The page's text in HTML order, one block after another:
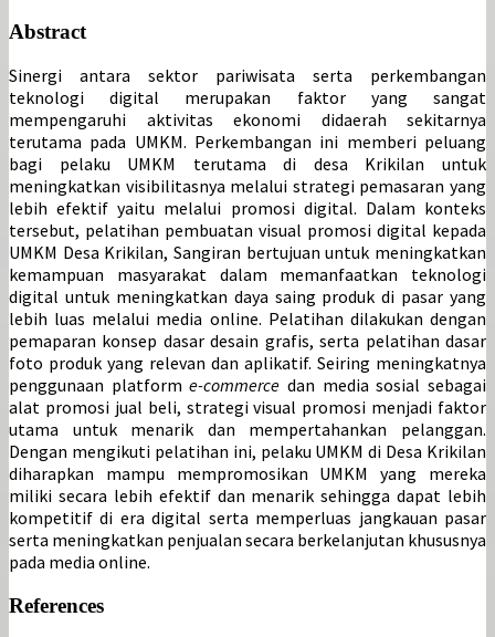
Abstract
Sinergi antara sektor pariwisata serta perkembangan
teknologi digital merupakan faktor yang sangat
mempengaruhi aktivitas ekonomi didaerah sekitarnya
terutama pada UMKM. Perkembangan ini memberi peluang
bagi pelaku UMKM terutama di desa Krikilan untuk
meningkatkan visibilitasnya melalui strategi pemasaran yang
lebih efektif yaitu melalui promosi digital. Dalam konteks
tersebut, pelatihan pembuatan visual promosi digital kepada
UMKM Desa Krikilan, Sangiran bertujuan untuk meningkatkan
kemampuan masyarakat dalam memanfaatkan teknologi
digital untuk meningkatkan daya saing produk di pasar yang
lebih luas melalui media online. Pelatihan dilakukan dengan
pemaparan konsep dasar desain grafis, serta pelatihan dasar
foto produk yang relevan dan aplikatif. Seiring meningkatnya
penggunaan platforme-commerce dan media sosial sebagai
alat promosi jual beli, strategi visual promosi menjadi faktor
utama untuk menarik dan mempertahankan pelanggan.
Dengan mengikuti pelatihan ini, pelaku UMKM di Desa Krikilan
diharapkan mampu mempromosikan UMKM yang mereka
miliki secara lebih efektif dan menarik sehingga dapat lebih
kompetitif di era digital serta memperluas jangkauan pasar
serta meningkatkan penjualan secara berkelanjutan khususnya
pada media online.
References